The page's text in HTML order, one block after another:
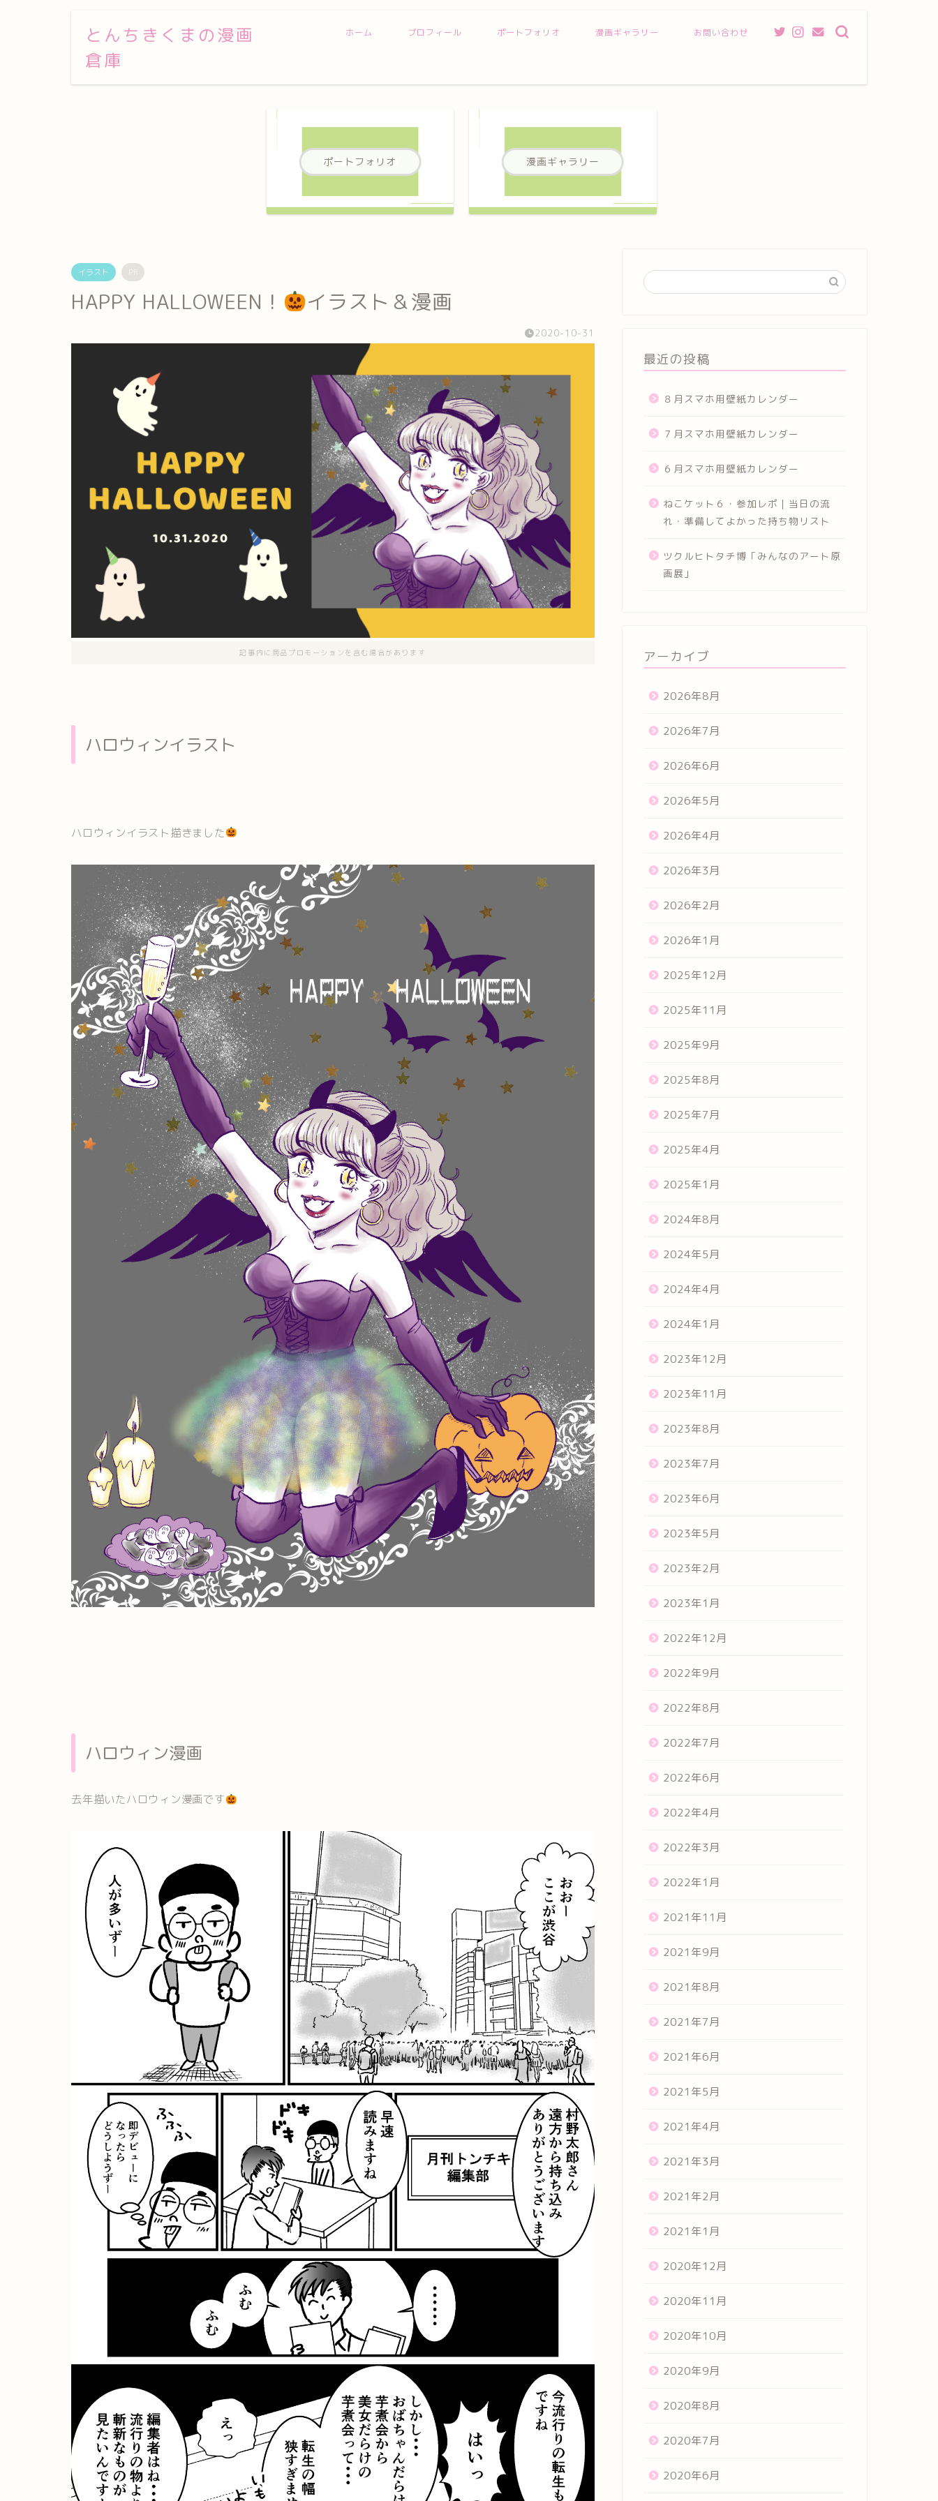
とんちきくまの漫画
倉庫
ホーム プロフィール ポートフォリオ 漫画ギャラリー お問い合わせ
ポートフォリオ 漫画ギャラリー
イラスト PR
HAPPY HALLOWEEN！ イラスト＆漫画
2020-10-31
記事内に商品プロモーションを含む場合があります
ハロウィンイラスト
ハロウィンイラスト描きました
ハロウィン漫画
去年描いたハロウィン漫画です
最近の投稿
８月スマホ用壁紙カレンダー
７月スマホ用壁紙カレンダー
６月スマホ用壁紙カレンダー
ねこケット６・参加レポ｜当日の流
れ・準備してよかった持ち物リスト
ツクルヒトタチ博「みんなのアート原
画展」
アーカイブ
2026年8月
2026年7月
2026年6月
2026年5月
2026年4月
2026年3月
2026年2月
2026年1月
2025年12月
2025年11月
2025年9月
2025年8月
2025年7月
2025年4月
2025年1月
2024年8月
2024年5月
2024年4月
2024年1月
2023年12月
2023年11月
2023年8月
2023年7月
2023年6月
2023年5月
2023年2月
2023年1月
2022年12月
2022年9月
2022年8月
2022年7月
2022年6月
2022年4月
2022年3月
2022年1月
2021年11月
2021年9月
2021年8月
2021年7月
2021年6月
2021年5月
2021年4月
2021年3月
2021年2月
2021年1月
2020年12月
2020年11月
2020年10月
2020年9月
2020年8月
2020年7月
2020年6月